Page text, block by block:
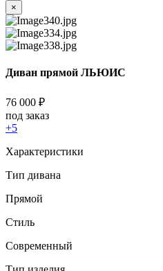
×
Диван прямой ЛЬЮИС
76 000 ₽
под заказ
+5
Характеристики
Тип дивана
Прямой
Стиль
Современный